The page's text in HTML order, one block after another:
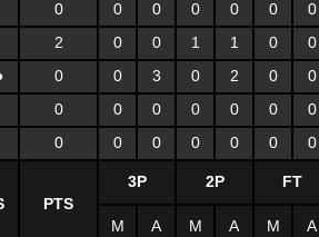
0 0 0 0 0 0
0
2 0 0 1 1 0
0
0 0 3 0 2 0
0
0 0 0 0 0 0
0
0 0 0 0 0 0 0
PTS
3P 2P FT
M A M A M A